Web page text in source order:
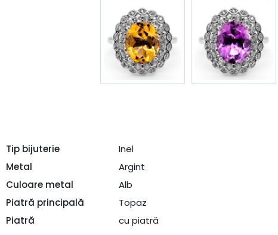
Tip bijuterie
Inel
Metal
Argint
Culoare metal
Alb
Piatră principală
Topaz
Piatră
cu piatră